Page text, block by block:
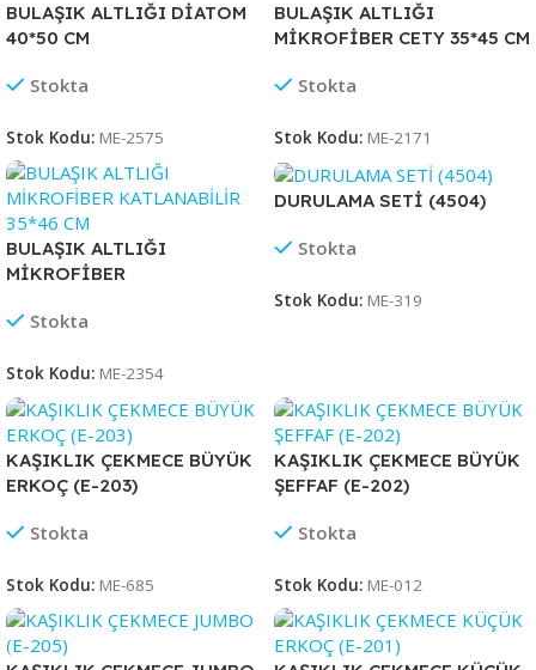
BULAŞIK ALTLIĞI DİATOM
40*50 CM
Stokta
Stok Kodu: ME-2575
BULAŞIK ALTLIĞI
MİKROFİBER CETY 35*45 CM
Stokta
Stok Kodu: ME-2171
BULAŞIK ALTLIĞI
MİKROFİBER
Stokta
Stok Kodu: ME-2354
DURULAMA SETİ (4504)
Stokta
Stok Kodu: ME-319
KAŞIKLIK ÇEKMECE BÜYÜK
ERKOÇ (E-203)
Stokta
Stok Kodu: ME-685
KAŞIKLIK ÇEKMECE BÜYÜK
ŞEFFAF (E-202)
Stokta
Stok Kodu: ME-012